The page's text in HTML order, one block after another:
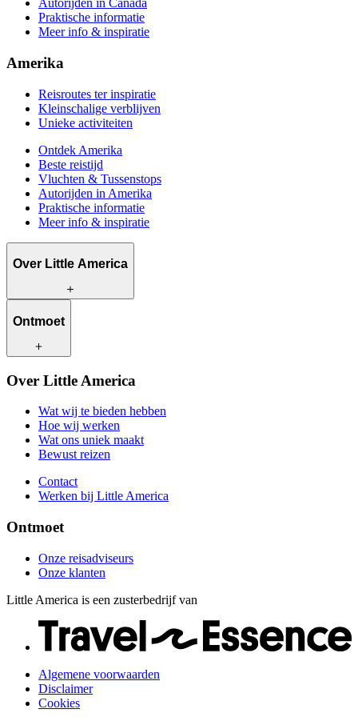
Autorijden in Canada
Praktische informatie
Meer info & inspiratie
Amerika
Reisroutes ter inspiratie
Kleinschalige verblijven
Unieke activiteiten
Ontdek Amerika
Beste reistijd
Vluchten & Tussenstops
Autorijden in Amerika
Praktische informatie
Meer info & inspiratie
Over Little America
Wat wij te bieden hebben
Wat ons uniek maakt
Contact
Werken bij Little America
Ontmoet
Onze reisadviseurs
Over Little America
Wat wij te bieden hebben
Hoe wij werken
Wat ons uniek maakt
Bewust reizen
Contact
Werken bij Little America
Ontmoet
Onze reisadviseurs
Onze klanten
Little America is een zusterbedrijf van
Algemene voorwaarden
Disclaimer
Cookies